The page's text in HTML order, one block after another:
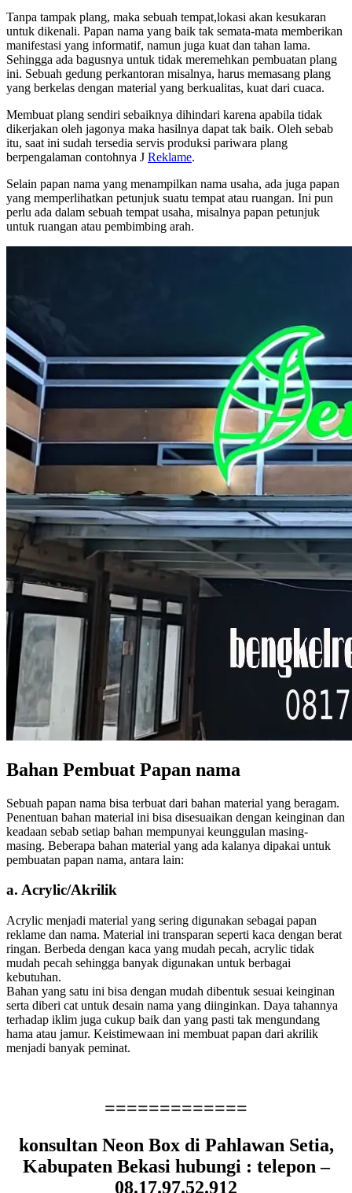
Tanpa tampak plang, maka sebuah tempat,lokasi akan kesukaran
untuk dikenali. Papan nama yang baik tak semata-mata memberikan
manifestasi yang informatif, namun juga kuat dan tahan lama.
Sehingga ada bagusnya untuk tidak meremehkan pembuatan plang
ini. Sebuah gedung perkantoran misalnya, harus memasang plang
yang berkelas dengan material yang berkualitas, kuat dari cuaca.
Membuat plang sendiri sebaiknya dihindari karena apabila tidak
dikerjakan oleh jagonya maka hasilnya dapat tak baik. Oleh sebab
itu, saat ini sudah tersedia servis produksi pariwara plang
berpengalaman contohnya J Reklame.
Selain papan nama yang menampilkan nama usaha, ada juga papan
yang memperlihatkan petunjuk suatu tempat atau ruangan. Ini pun
perlu ada dalam sebuah tempat usaha, misalnya papan petunjuk
untuk ruangan atau pembimbing arah.
Bahan Pembuat Papan nama
Sebuah papan nama bisa terbuat dari bahan material yang beragam.
Penentuan bahan material ini bisa disesuaikan dengan keinginan dan
keadaan sebab setiap bahan mempunyai keunggulan masing-
masing. Beberapa bahan material yang ada kalanya dipakai untuk
pembuatan papan nama, antara lain:
a. Acrylic/Akrilik
Acrylic menjadi material yang sering digunakan sebagai papan
reklame dan nama. Material ini transparan seperti kaca dengan berat
ringan. Berbeda dengan kaca yang mudah pecah, acrylic tidak
mudah pecah sehingga banyak digunakan untuk berbagai
kebutuhan.
Bahan yang satu ini bisa dengan mudah dibentuk sesuai keinginan
serta diberi cat untuk desain nama yang diinginkan. Daya tahannya
terhadap iklim juga cukup baik dan yang pasti tak mengundang
hama atau jamur. Keistimewaan ini membuat papan dari akrilik
menjadi banyak peminat.
=============
konsultan Neon Box di Pahlawan Setia,
Kabupaten Bekasi hubungi : telepon –
08.17.97.52.912